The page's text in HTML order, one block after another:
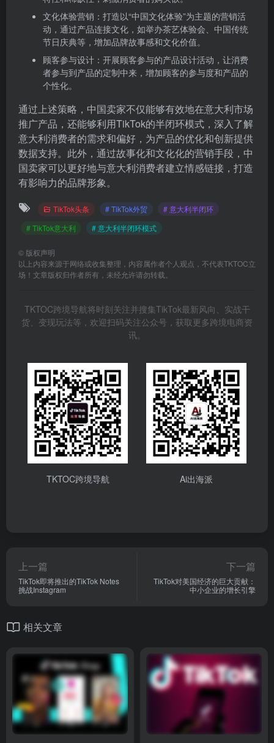
文化体验营销：打造以“中国文化体验”为主题的营销活
动，通过产品连接文化，如举办茶艺体验会、中国传统
节日庆典等，增加品牌故事感和文化价值。
顾客参与设计：开展顾客参与的产品设计活动，让消费
者参与到产品的定制中来，增加顾客的参与度和产品的
个性化。
通过上述策略，中国卖家不仅能够有效地在意大利市场
推广产品，还能够利用TikTok的半闭环模式，深入了解
意大利消费者的需求和偏好，为产品的优化和创新提供
数据支持。此外，通过故事化和文化化的营销手段，中
国卖家可以更好地与意大利消费者建立情感链接，打造
有影响力的品牌形象。
TikTok头条 # TikTok外贸
# 意大利半闭环
# TikTok意大利
# 意大利半闭环模式
© 版权声明
以上内容来源于网络或收集整理，内容属作者个人观点，不代表TKTOC立
场！文章版权归作者所有，未经允许请勿转载。
TKTOC跨境导航将时刻关注并搜集TikTok最新风向、实战干
货、变现玩法等，欢迎扫码关注公众号，获取更多跨境电商资
讯。
TKTOC跨境导航 Ai出海派
上一篇
TikTok即将推出的TikTok Notes
挑战Instagram
下一篇
TikTok对美国经济的巨大贡献：
中小企业的增长引擎
相关文章